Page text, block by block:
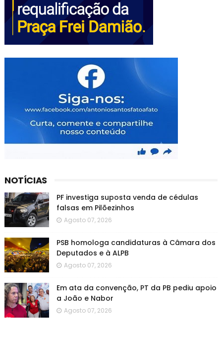
NOTÍCIAS
PF investiga suposta venda de cédulas
falsas em Pilõezinhos
Agosto 07, 2026
PSB homologa candidaturas à Câmara dos
Deputados e à ALPB
Agosto 07, 2026
Em ata da convenção, PT da PB pediu apoio
a João e Nabor
Agosto 07, 2026